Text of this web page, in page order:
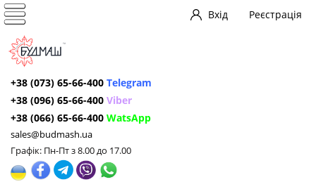
Вхід Реєстрація
+38 (073) 65-66-400 Telegram
+38 (096) 65-66-400 Viber
+38 (066) 65-66-400 WatsApp
sales@budmash.ua
Графік: Пн-Пт з 8.00 до 17.00